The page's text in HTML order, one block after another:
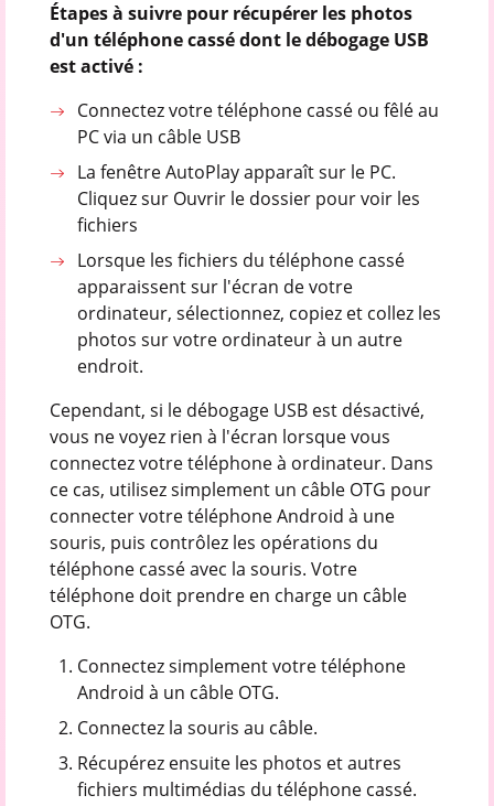
Étapes à suivre pour récupérer les photos
d'un téléphone cassé dont le débogage USB
est activé :
Connectez votre téléphone cassé ou fêlé au
PC via un câble USB
La fenêtre AutoPlay apparaît sur le PC.
Cliquez sur Ouvrir le dossier pour voir les
fichiers
Lorsque les fichiers du téléphone cassé
apparaissent sur l'écran de votre
ordinateur, sélectionnez, copiez et collez les
photos sur votre ordinateur à un autre
endroit.
Cependant, si le débogage USB est désactivé,
vous ne voyez rien à l'écran lorsque vous
connectez votre téléphone à ordinateur. Dans
ce cas, utilisez simplement un câble OTG pour
connecter votre téléphone Android à une
souris, puis contrôlez les opérations du
téléphone cassé avec la souris. Votre
téléphone doit prendre en charge un câble
OTG.
Connectez simplement votre téléphone
Android à un câble OTG.
Connectez la souris au câble.
Récupérez ensuite les photos et autres
fichiers multimédias du téléphone cassé.